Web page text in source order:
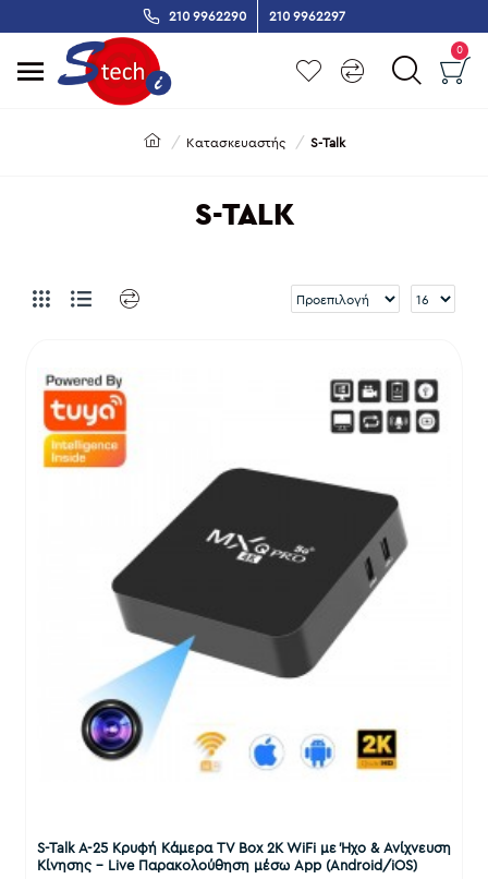
210 9962290 210 9962297
0
Κατασκευαστής S-Talk
S-TALK
S-Talk A-25 Κρυφή Κάμερα TV Box 2K WiFi με Ήχο & Ανίχνευση
Κίνησης – Live Παρακολούθηση μέσω App (Android/iOS)